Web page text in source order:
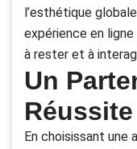
l’esthétique
expérience en
à rester et à
Un
En choisissant une